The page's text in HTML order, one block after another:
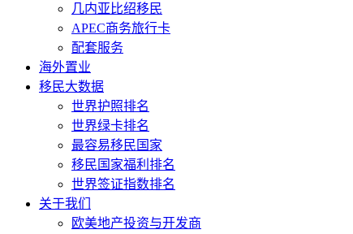
几内亚比绍移民
APEC商务旅行卡
配套服务
海外置业
移民大数据
世界护照排名
世界绿卡排名
最容易移民国家
移民国家福利排名
世界签证指数排名
关于我们
欧美地产投资与开发商